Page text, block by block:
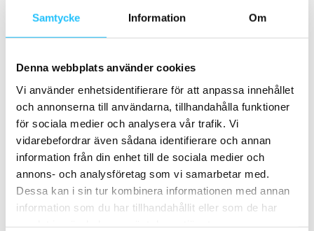
Samtycke Information Om
Denna webbplats använder cookies
Vi använder enhetsidentifierare för att anpassa innehållet
och annonserna till användarna, tillhandahålla funktioner
för sociala medier och analysera vår trafik. Vi
vidarebefordrar även sådana identifierare och annan
information från din enhet till de sociala medier och
annons- och analysföretag som vi samarbetar med.
Dessa kan i sin tur kombinera informationen med annan
information som du har tillhandahållit eller som de har
Under 2026 kommer Eleiko att fortsätta utveckla sin
rapportering enligt ESRS, utöka mätningen av påverkan i
värdekedjan och bygga vidare på investeringarna i
produkter och medarbetare.
Ambitionen är enligt företaget densamma som alltid – att
utveckla styrkeutrustning som håller i generationer och
att driva verksamheten med ett långsiktigt perspektiv.